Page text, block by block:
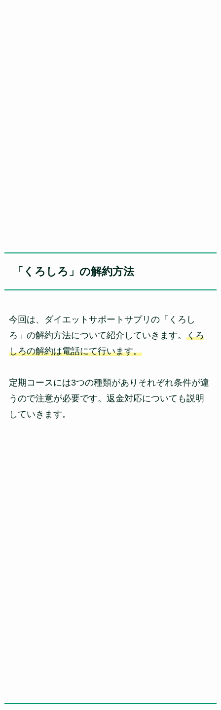
「くろしろ」の解約方法
今回は、ダイエットサポートサプリの「くろし
ろ」の解約方法について紹介していきます。 くろ
しろの解約は電話にて行います。
定期コースには3つの種類がありそれぞれ条件が違
うので注意が必要です。返金対応についても説明
していきます。